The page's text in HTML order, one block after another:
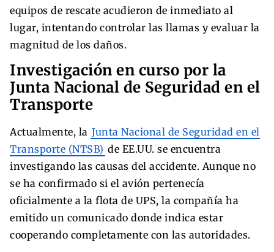
equipos de rescate acudieron de inmediato al
lugar, intentando controlar las llamas y evaluar la
magnitud de los daños.
Investigación en curso por la
Junta Nacional de Seguridad en el
Transporte
Actualmente, la Junta Nacional de Seguridad en el
Transporte (NTSB) de EE.UU. se encuentra
investigando las causas del accidente. Aunque no
se ha confirmado si el avión pertenecía
oficialmente a la flota de UPS, la compañía ha
emitido un comunicado donde indica estar
cooperando completamente con las autoridades.